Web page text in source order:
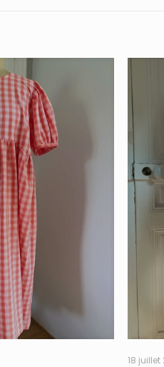
18 juillet